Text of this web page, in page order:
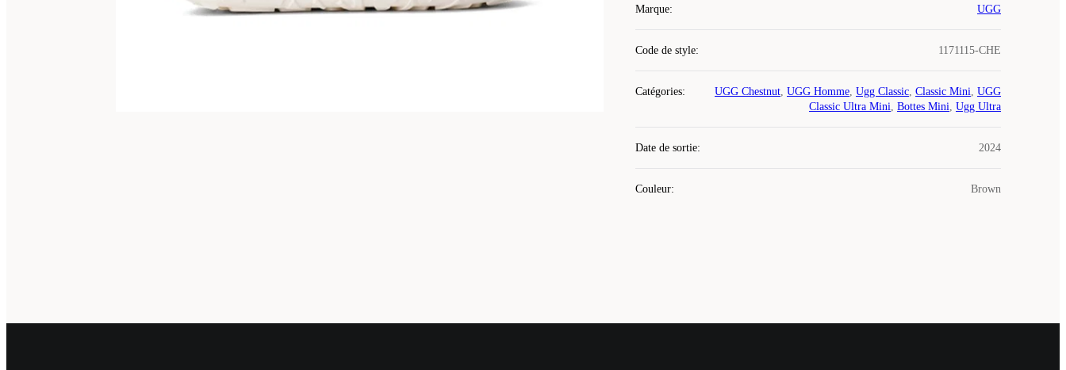
Marque: UGG
Code de style: 1171115-CHE
Catégories: UGG Chestnut, UGG Homme, Ugg Classic, Classic Mini, UGG
Classic Ultra Mini, Bottes Mini, Ugg Ultra
Date de sortie: 2024
Couleur: Brown